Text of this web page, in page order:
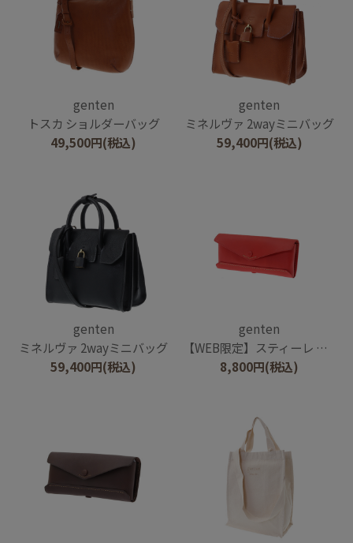
genten
トスカ ショルダーバッグ
49,500円(税込)
genten
ミネルヴァ 2wayミニバッグ
59,400円(税込)
genten
ミネルヴァ 2wayミニバッグ
59,400円(税込)
genten
【WEB限定】スティーレ メガネケース
8,800円(税込)